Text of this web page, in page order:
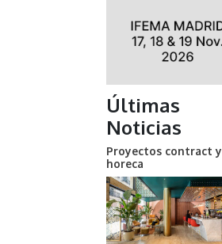
Últimas
Noticias
Proyectos contract y
horeca